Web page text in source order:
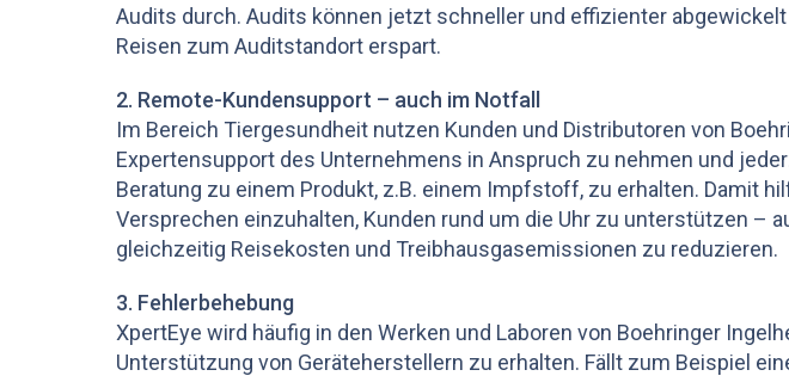
Audits durch. Audits können jetzt schneller und effizienter
Reisen zum Auditstandort erspart.
2. Remote-Kundensupport – auch im Notfall
Im Bereich Tiergesundheit nutzen Kunden und Distributoren von
Expertensupport des Unternehmens in Anspruch zu nehmen und
Beratung zu einem Produkt, z.B. einem Impfstoff, zu erhalten. Damit
Versprechen einzuhalten, Kunden rund um die Uhr zu unterstützen –
gleichzeitig Reisekosten und Treibhausgasemissionen zu reduzieren.
3. Fehlerbehebung
XpertEye wird häufig in den Werken und Laboren von Boehringer
Unterstützung von Geräteherstellern zu erhalten. Fällt zum Beispiel